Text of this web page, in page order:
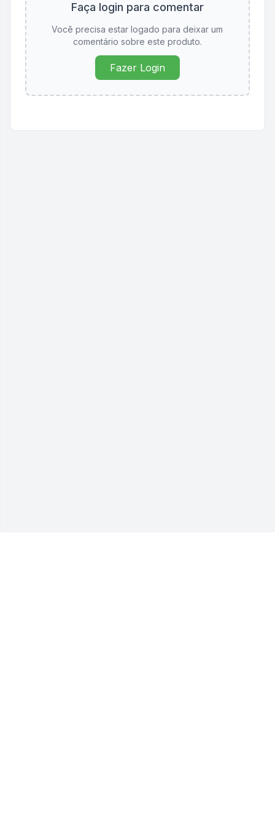
Faça login para comentar
Você precisa estar logado para deixar um
comentário sobre este produto.
Fazer Login